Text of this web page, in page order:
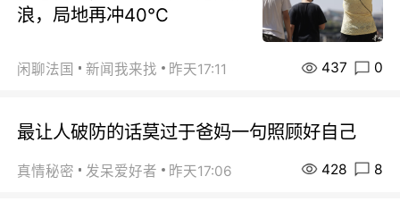
浪，局地再冲40℃
闲聊法国 新闻我来找 昨天17:11 437 0
最让人破防的话莫过于爸妈一句照顾好自己
真情秘密 发呆爱好者 昨天17:06 428 8